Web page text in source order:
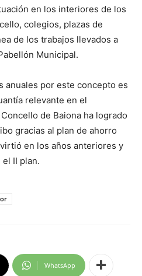
en los interiores de los
colegios, plazas de
de los trabajos llevados a
Municipal.
anuales por este concepto es
relevante en el
de Baiona ha logrado
gracias al plan de ahorro
en los años anteriores y
II plan.
WhatsApp